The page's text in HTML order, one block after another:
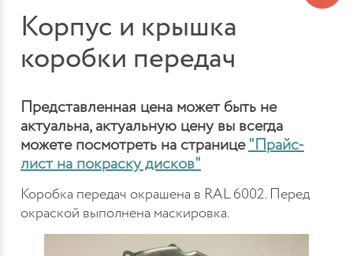
Корпус и крышка
коробки передач
Представленная цена может быть не
актуальна, актуальную цену вы всегда
можете посмотреть на странице "Прайс-
лист на покраску дисков"
Коробка передач окрашена в RAL 6002. Перед
окраской выполнена маскировка.